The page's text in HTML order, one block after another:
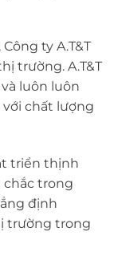
ty A.T&T
trường. A.T&T
luôn luôn
chất lượng
triển thịnh
trong
định
trường trong